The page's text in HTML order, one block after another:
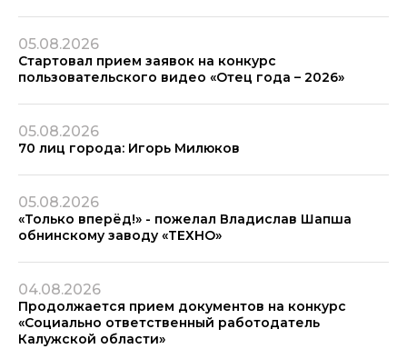
05.08.2026
Стартовал прием заявок на конкурс
пользовательского видео «Отец года – 2026»
05.08.2026
70 лиц города: Игорь Милюков
05.08.2026
«Только вперёд!» - пожелал Владислав Шапша
обнинскому заводу «ТЕХНО»
04.08.2026
Продолжается прием документов на конкурс
«Социально ответственный работодатель
Калужской области»